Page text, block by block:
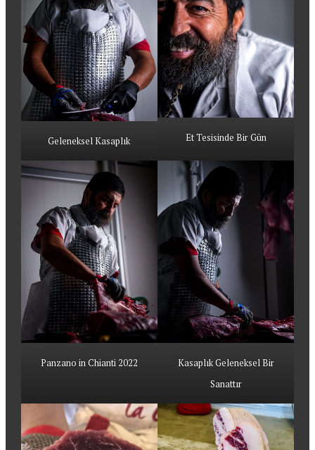
Geleneksel Kasaplık Et Tesisinde Bir Gün
Panzano in Chianti 2022
Kasaplık Geleneksel Bir
Sanattır